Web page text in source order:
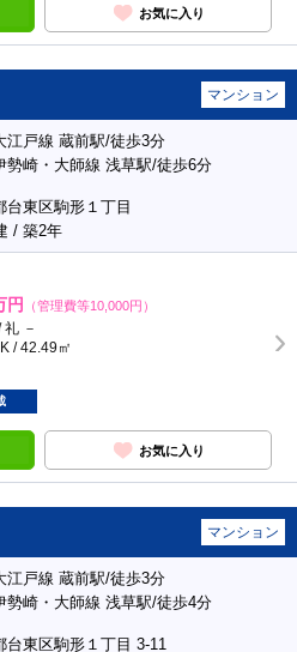
お気に入り
マンション
江戸線 蔵前駅/徒歩3分
勢崎・大師線 浅草駅/徒歩6分
台東区駒形１丁目
/ 築2年
円 （管理費等10,000円）
－
/ 42.49㎡
お気に入り
マンション
江戸線 蔵前駅/徒歩3分
勢崎・大師線 浅草駅/徒歩4分
台東区駒形１丁目 3-11